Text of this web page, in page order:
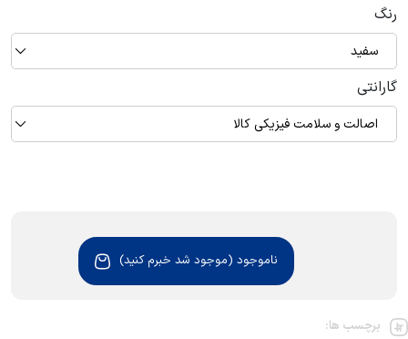
رنگ
سفید
گارانتی
اصالت و سلامت فیزیکی کالا
ناموجود (موجود شد خبرم کنید)
برچسب ها: